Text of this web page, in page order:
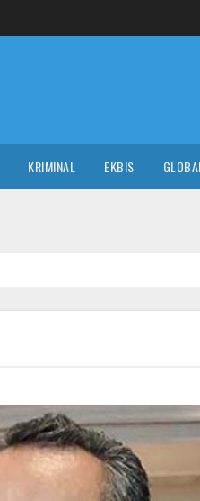
KRIMINAL EKBIS GLOBAL